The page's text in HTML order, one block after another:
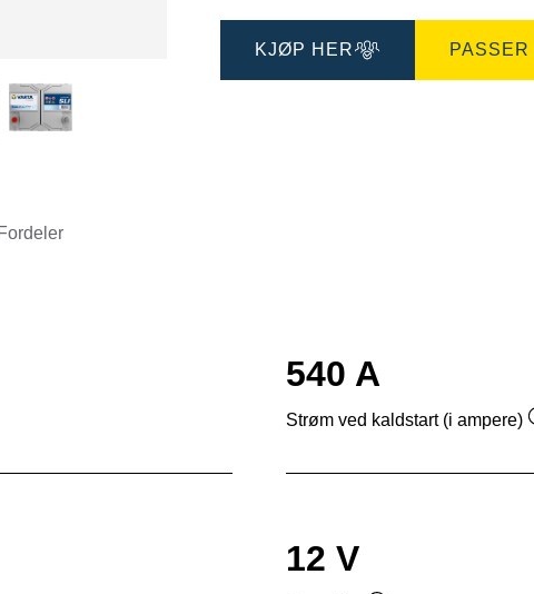
KJØP HER
Fordeler
540 A
Strøm ved kaldstart (i ampere)
12 V